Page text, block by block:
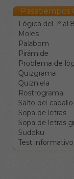
Pasatiempos
Lógica del 1º al
Moles
Palabom
Pirámide
Problema de
Quizgrama
Quizniela
Rostrograma
Salto del caballo
Sopa de letras
Sopa de letras
Sudoku
Test informativo